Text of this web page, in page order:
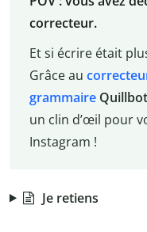
correcteur.
Et si écrire était
Grâce au
grammaire Quillbot
un clin d’œil pour
Instagram !
Je retiens